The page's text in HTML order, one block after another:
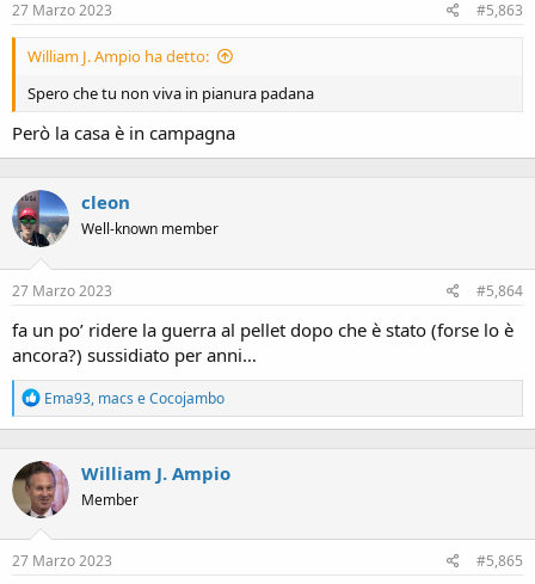
:
27 Marzo 2023 #5,863
William J. Ampio ha detto:
Spero che tu non viva in pianura padana
Però la casa è in campagna
cleon
Well-known member
27 Marzo 2023 #5,864
fa un po’ ridere la guerra al pellet dopo che è stato (forse lo è
ancora?) sussidiato per anni…
R
e
a
t
i
o
n
:
Ema93, macs eCocojambo
William J. Ampio
Member
27 Marzo 2023 #5,865